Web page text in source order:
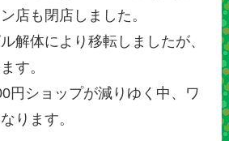
店も閉店しました。
解体により移転しましたが、
す。
円ショップが減りゆく中、ワ
ります。